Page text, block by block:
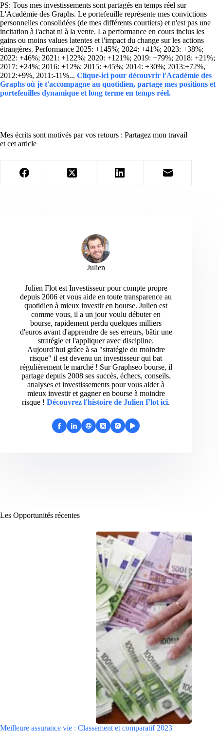
PS: Tous mes investissements sont partagés en temps réel sur
L'Académie des Graphs. Le portefeuille représente mes convictions
personnelles consolidées (de mes différents courtiers) et n'est pas une
incitation à l'achat ni à la vente. La performance en cours inclus les
gains ou moins values latentes et l'impact du change sur les actions
étrangères. Performance 2025: +145%; 2024: +41%; 2023: +38%;
2022: +46%; 2021: +122%; 2020: +121%; 2019: +79%; 2018: +21%;
2017: +24%; 2016: +12%; 2015: +45%; 2014: +30%; 2013:+72%,
2012:+9%, 2011:-11%... Clique-ici pour découvrir l'Académie des
Graphs où je t'accompagne au quotidien, partage mes positions et
portefeuilles dynamique et long terme en temps réel.
Mes écrits sont motivés par vos retours : Partagez mon travail
et cet article
Julien
Julien Flot est Investisseur pour compte propre
depuis 2006 et vous aide en toute transparence au
quotidien à mieux investir en bourse. Julien est
comme vous, il a un jour voulu débuter en
bourse, rapidement perdu quelques milliers
d'euros avant d'apprendre de ses erreurs, bâtir une
stratégie et l'appliquer avec discipline.
Aujourd’hui grâce à sa "stratégie du moindre
risque" il est devenu un investisseur qui bat
régulièrement le marché ! Sur Graphseo bourse, il
partage depuis 2008 ses succès, échecs, conseils,
analyses et investissements pour vous aider à
mieux investir et gagner en bourse à moindre
risque ! Découvrez l'histoire de Julien Flot ici.
Les Opportunités récentes
Meilleure assurance vie : Classement et comparatif 2023